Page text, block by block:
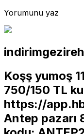
Yorumunu yaz
Koşş yumoş
750/150 TL
https://
Antep pazarı